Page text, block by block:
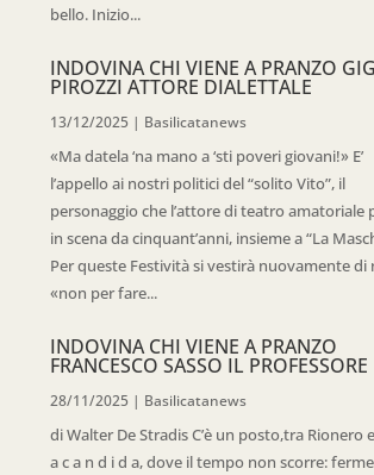
bello. Inizio...
INDOVINA CHI VIENE A PRANZO
PIROZZI ATTORE DIALETTALE
13/12/2025 | Basilicatanews
«Ma datela ‘na mano a ‘sti poveri giovani!» E’
l’appello ai nostri politici del “solito Vito”, il
personaggio che l’attore di teatro amatoriale
in scena da cinquant’anni, insieme a “La
Per queste Festività si vestirà nuovamente di
«non per fare...
INDOVINA CHI VIENE A PRANZO
FRANCESCO SASSO IL PROFESSORE
28/11/2025 | Basilicatanews
di Walter De Stradis C’è un posto,tra Rionero
a c a n d i d a, dove il tempo non scorre: